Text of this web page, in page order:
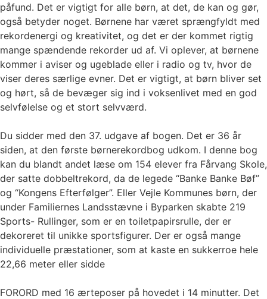
påfund. Det er vigtigt for alle børn, at det, de kan og gør,
også betyder noget. Børnene har været sprængfyldt med
rekordenergi og kreativitet, og det er der kommet rigtig
mange spændende rekorder ud af. Vi oplever, at børnene
kommer i aviser og ugeblade eller i radio og tv, hvor de
viser deres særlige evner. Det er vigtigt, at børn bliver set
og hørt, så de bevæger sig ind i voksenlivet med en god
selvfølelse og et stort selvværd.
Du sidder med den 37. udgave af bogen. Det er 36 år
siden, at den første børnerekordbog udkom. I denne bog
kan du blandt andet læse om 154 elever fra Fårvang Skole,
der satte dobbeltrekord, da de legede “Banke Banke Bøf”
og “Kongens Efterfølger”. Eller Vejle Kommunes børn, der
under Familiernes Landsstævne i Byparken skabte 219
Sports- Rullinger, som er en toiletpapirsrulle, der er
dekoreret til unikke sportsfigurer. Der er også mange
individuelle præstationer, som at kaste en sukkerroe hele
22,66 meter eller sidde
FORORD med 16 ærteposer på hovedet i 14 minutter. Det